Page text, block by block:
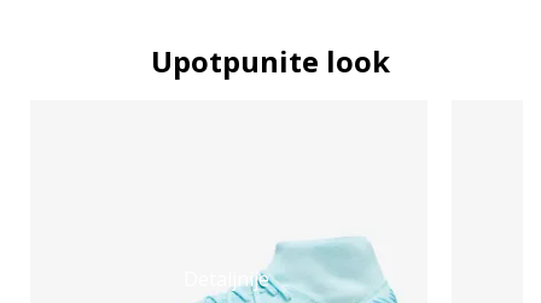
Upotpunite look
Detaljnije